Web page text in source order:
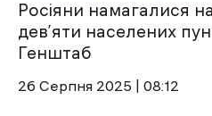
Росіяни намагалися
дев’яти населених
Генштаб
26 Cерпня 2025 | 08:12